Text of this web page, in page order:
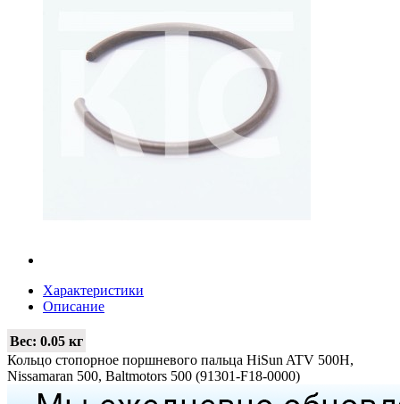
Характеристики
Описание
Вес: 0.05 кг
Кольцо стопорное поршневого пальца HiSun ATV 500H,
Nissamaran 500, Baltmotors 500 (91301-F18-0000)